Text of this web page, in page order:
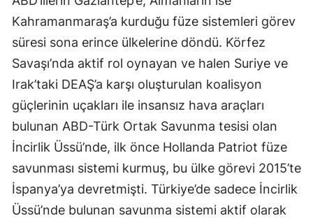
Kahramanmaraş’a kurduğu füze sistemleri görev
süresi sona erince ülkelerine döndü. Körfez
Savaşı’nda aktif rol oynayan ve halen Suriye ve
Irak’taki DEAŞ’a karşı oluşturulan koalisyon
güçlerinin uçakları ile insansız hava araçları
bulunan ABD-Türk Ortak Savunma tesisi olan
İncirlik Üssü’nde, ilk önce Hollanda Patriot füze
savunması sistemi kurmuş, bu ülke görevi 2015’te
İspanya’ya devretmişti. Türkiye’de sadece İncirlik
Üssü’nde bulunan savunma sistemi aktif olarak